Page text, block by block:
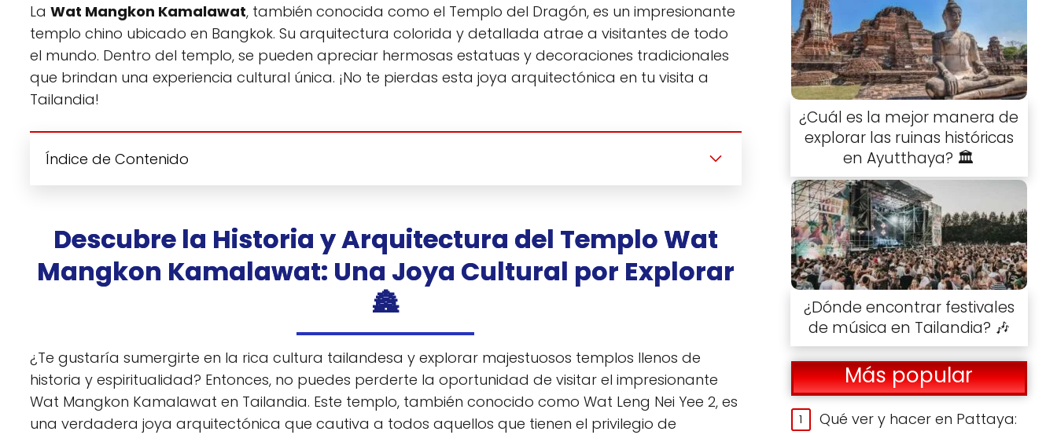
La Wat Mangkon Kamalawat, también conocida como el Templo del Dragón, es un impresionante
templo chino ubicado en Bangkok. Su arquitectura colorida y detallada atrae a visitantes de todo
el mundo. Dentro del templo, se pueden apreciar hermosas estatuas y decoraciones tradicionales
que brindan una experiencia cultural única. ¡No te pierdas esta joya arquitectónica en tu visita a
Tailandia!
Índice de Contenido
Descubre la Historia y Arquitectura del Templo Wat
Mangkon Kamalawat: Una Joya Cultural por Explorar
🏯
¿Te gustaría sumergirte en la rica cultura tailandesa y explorar majestuosos templos llenos de
historia y espiritualidad? Entonces, no puedes perderte la oportunidad de visitar el impresionante
Wat Mangkon Kamalawat en Tailandia. Este templo, también conocido como Wat Leng Nei Yee 2, es
una verdadera joya arquitectónica que cautiva a todos aquellos que tienen el privilegio de
¿Cuál es la mejor manera de
explorar las ruinas históricas
en Ayutthaya? 🏛️
¿Dónde encontrar festivales
de música en Tailandia? 🎶
Más popular
Qué ver y hacer en Pattaya: